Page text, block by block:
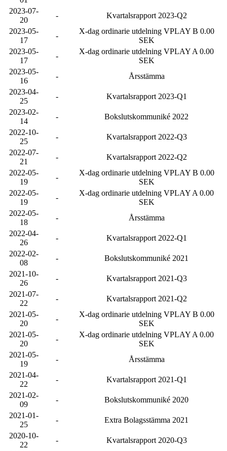
2023-07-
20
-
Kvartalsrapport 2023-Q2
2023-05-
17
-
X-dag ordinarie utdelning VPLAY B 0.00
SEK
2023-05-
17
-
X-dag ordinarie utdelning VPLAY A 0.00
SEK
2023-05-
16
-
Årsstämma
2023-04-
25
-
Kvartalsrapport 2023-Q1
2023-02-
14
-
Bokslutskommuniké 2022
2022-10-
25
-
Kvartalsrapport 2022-Q3
2022-07-
21
-
Kvartalsrapport 2022-Q2
2022-05-
19
-
X-dag ordinarie utdelning VPLAY B 0.00
SEK
2022-05-
19
-
X-dag ordinarie utdelning VPLAY A 0.00
SEK
2022-05-
18
-
Årsstämma
2022-04-
26
-
Kvartalsrapport 2022-Q1
2022-02-
08
-
Bokslutskommuniké 2021
2021-10-
26
-
Kvartalsrapport 2021-Q3
2021-07-
22
-
Kvartalsrapport 2021-Q2
2021-05-
20
-
X-dag ordinarie utdelning VPLAY B 0.00
SEK
2021-05-
20
-
X-dag ordinarie utdelning VPLAY A 0.00
SEK
2021-05-
19
-
Årsstämma
2021-04-
22
-
Kvartalsrapport 2021-Q1
2021-02-
09
-
Bokslutskommuniké 2020
2021-01-
25
-
Extra Bolagsstämma 2021
2020-10-
22
-
Kvartalsrapport 2020-Q3